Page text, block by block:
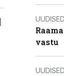
UUDISED
vastu
UUDISED